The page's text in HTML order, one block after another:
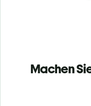
Machen